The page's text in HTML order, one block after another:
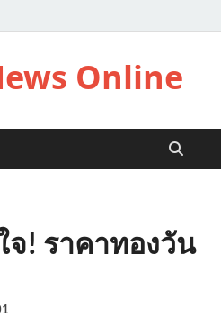
Online
! ราคาทองวัน